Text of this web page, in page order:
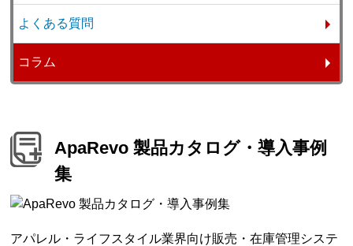
よくある質問
コラム
ApaRevo 製品カタログ・導入事例
集
アパレル・ライフスタイル業界向け販売・在庫管理システ